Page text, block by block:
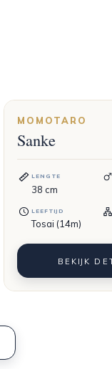
MOMOTARO
Sanke
LENGTE
38 cm
LEEFTIJD
Tosai (14m)
BEKIJK